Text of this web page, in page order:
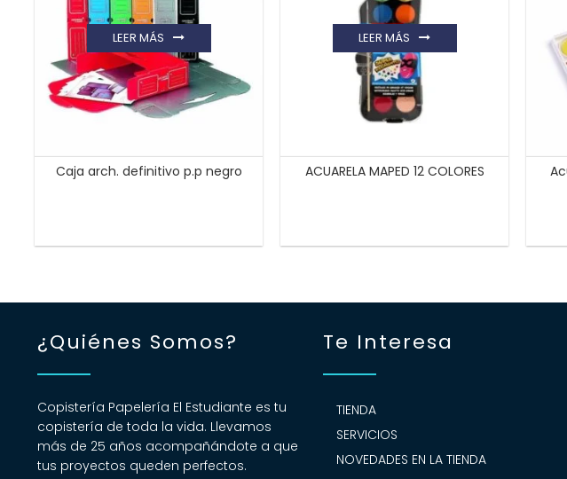
Caja arch. definitivo p.p negro
LEER MÁS
ACUARELA MAPED 12 COLORES
LEER MÁS
¿Quiénes Somos?
Copistería Papelería El Estudiante es tu
copistería de toda la vida. Llevamos
más de 25 años acompañándote a que
tus proyectos queden perfectos.
Te Interesa
TIENDA
SERVICIOS
NOVEDADES EN LA TIENDA